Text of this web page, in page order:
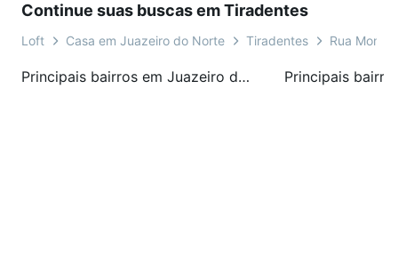
Continue suas buscas em Tiradentes
Loft Casa em Juazeiro do Norte Tiradentes Rua
Principais bairros em Juazeiro do Norte, CE